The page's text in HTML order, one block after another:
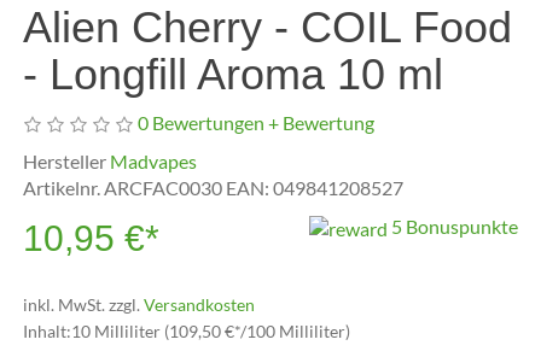
Alien Cherry - COIL Food
- Longfill Aroma 10 ml
0 Bewertungen + Bewertung
Hersteller Madvapes
Artikelnr.ARCFAC0030 EAN:049841208527
10,95 €* 5 Bonuspunkte
inkl. MwSt. zzgl.Versandkosten
Inhalt:10 Milliliter (109,50 €*/100 Milliliter)